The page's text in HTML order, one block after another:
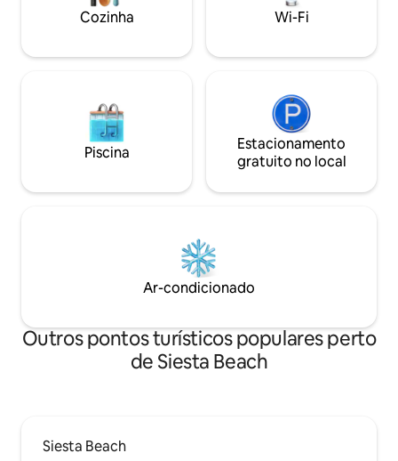
cozinha totalmente equipada. A poucos
minutos de Siesta Key, do Village e do
de praia, o
fornecidos para
Cozinha Wi-Fi
Piscina
Estacionamento
gratuito no local
Ar-condicionado
Outros pontos turísticos populares perto
de Siesta Beach
Siesta Beach